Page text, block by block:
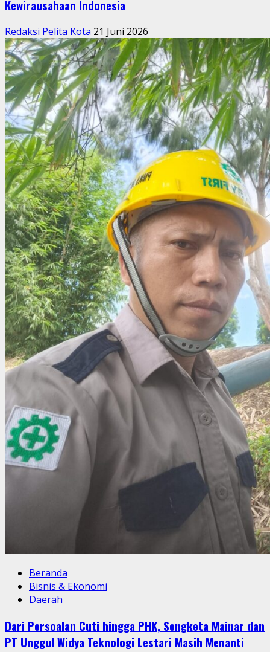
Kewirausahaan Indonesia
Redaksi Pelita Kota 21 Juni 2026
Beranda
Bisnis & Ekonomi
Daerah
Dari Persoalan Cuti hingga PHK, Sengketa Mainar dan
PT Unggul Widya Teknologi Lestari Masih Menanti